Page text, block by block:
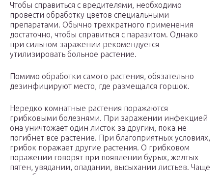
Чтобы справиться с вредителями, необходимо
провести обработку цветов специальными
препаратами. Обычно трехкратного применения
достаточно, чтобы справиться с паразитом. Однако
при сильном заражении рекомендуется
утилизировать больное растение.
Помимо обработки самого растения, обязательно
дезинфицируют место, где размещался горшок.
Нередко комнатные растения поражаются
грибковыми болезнями. При заражении инфекцией
она уничтожает один листок за другим, пока не
погибнет все растение. При благоприятных условиях,
грибок поражает другие растения. О грибковом
поражении говорят при появлении бурых, желтых
пятен, увядании, опадании, высыхании листьев. Чаще